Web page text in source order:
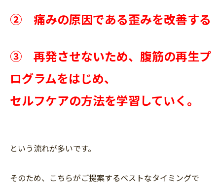
② 痛みの原因である歪みを改善する
③ 再発させないため、腹筋の再生プ
ログラムをはじめ、
セルフケアの方法を学習していく。
という流れが多いです。
そのため、こちらがご提案するベストなタイミングで